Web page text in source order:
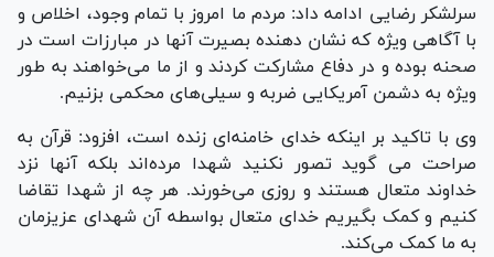
سرلشکر رضایی ادامه داد: مردم ما امروز با تمام وجود، اخلاص و
با آگاهی ویژه که نشان دهنده بصیرت آنها در مبارزات است در
صحنه بوده و در دفاع مشارکت کردند و از ما می‌خواهند به طور
ویژه به دشمن آمریکایی ضربه و سیلی‌های محکمی بزنیم.
وی با تاکید بر اینکه خدای خامنه‌ای زنده است، افزود: قرآن به
صراحت می گوید تصور نکنید شهدا مرده‌اند بلکه آنها نزد
خداوند متعال هستند و روزی می‌خورند. هر چه از شهدا تقاضا
کنیم و کمک بگیریم خدای متعال بواسطه آن شهدای عزیزمان
به ما کمک می‌کند.